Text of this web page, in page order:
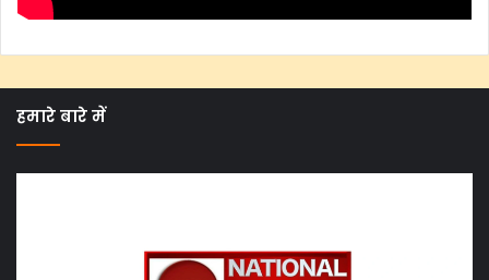
हमारे बारे में